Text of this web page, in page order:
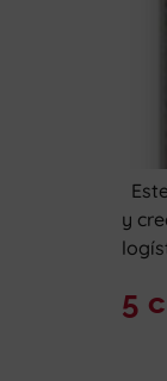
y
5